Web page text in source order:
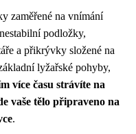
zaměřené na vnímání
podložky,
a přikrývky složené na
lyžařské pohyby,
více času strávíte na
vaše tělo připraveno na
.